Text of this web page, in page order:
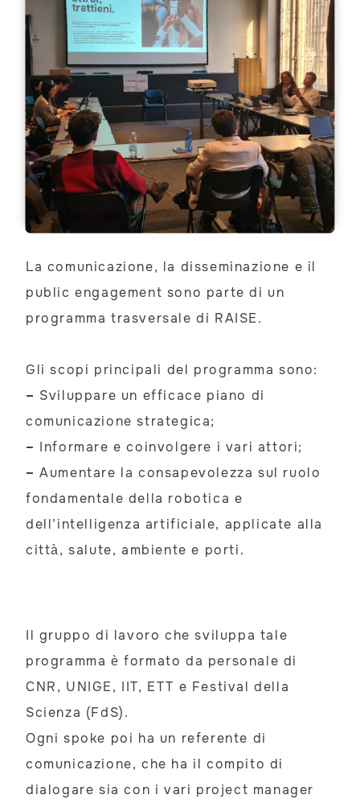
La comunicazione, la disseminazione e il
public engagement sono parte di un
programma trasversale di RAISE.
Gli scopi principali del programma sono:
– Sviluppare un efficace piano di
comunicazione strategica;
– Informare e coinvolgere i vari attori;
– Aumentare la consapevolezza sul ruolo
fondamentale della robotica e
dell’intelligenza artificiale, applicate alla
città, salute, ambiente e porti.
Il gruppo di lavoro che sviluppa tale
programma è formato da personale di
CNR, UNIGE, IIT, ETT e Festival della
Scienza (FdS).
Ogni spoke poi ha un referente di
comunicazione, che ha il compito di
dialogare sia con i vari project manager